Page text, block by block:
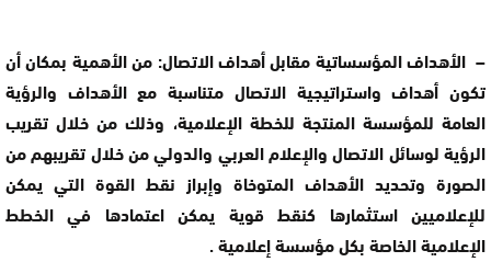
– الأهداف المؤسساتية مقابل أهداف الاتصال: من الأهمية بمكان أن
تكون أهداف واستراتيجية الاتصال متناسبة مع الأهداف والرؤية
العامة للمؤسسة المنتجة للخطة الإعلامية، وذلك من خلال تقريب
الرؤية لوسائل الاتصال والإعلام العربي والدولي من خلال تقريبهم من
الصورة وتحديد الأهداف المتوخاة وإبراز نقط القوة التي يمكن
للإعلاميين استثمارها كنقط قوية يمكن اعتمادها في الخطط
الإعلامية الخاصة بكل مؤسسة إعلامية .